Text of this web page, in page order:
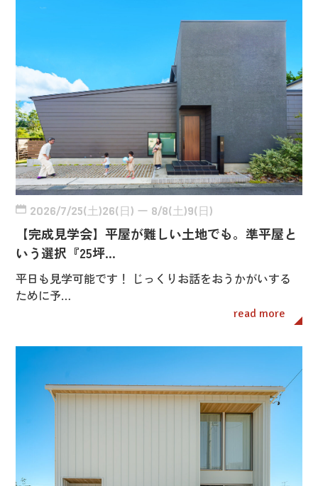
2026/7/25(土)26(日) ー 8/8(土)9(日)
【完成見学会】平屋が難しい土地でも。準平屋と
いう選択『25坪…
平日も見学可能です！ じっくりお話をおうかがいする
ために予…
read more